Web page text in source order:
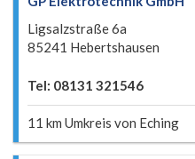
Ligsalzstraße 6a
85241 Hebertshausen
Tel: 08131 321546
11 km Umkreis von Eching